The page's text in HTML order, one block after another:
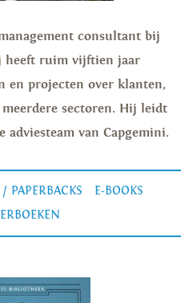
consultant bij
heeft ruim vijftien jaar
en projecten over klanten,
sectoren. Hij leidt
adviesteam van Capgemini.
PAPERBACKS
E-BOOKS